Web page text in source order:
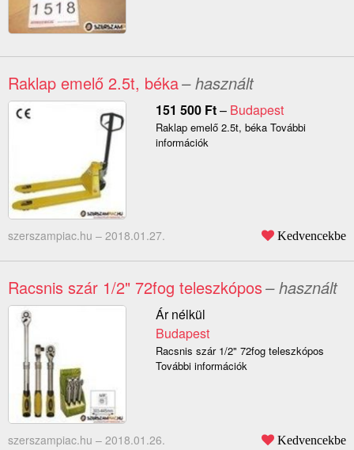
Raklap emelő 2.5t, béka– használt
151 500 Ft– Budapest
Raklap emelő 2.5t, béka További
információk
szerszampiac.hu – 2018.01.27. Kedvencekbe
Racsnis szár 1/2" 72fog teleszkópos– használt
Ár nélkül
Budapest
Racsnis szár 1/2" 72fog teleszkópos
További információk
szerszampiac.hu – 2018.01.26. Kedvencekbe